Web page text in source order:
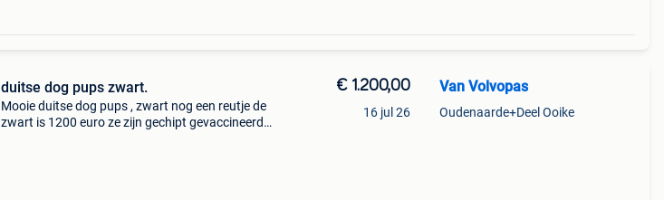
duitse dog pups zwart.
Mooie duitse dog pups , zwart nog een reutje de
zwart is 1200 euro ze zijn gechipt gevaccineerd
€ 1.200,00
16 jul 26
Van Volvopas
Oudenaarde+Deel Ooike